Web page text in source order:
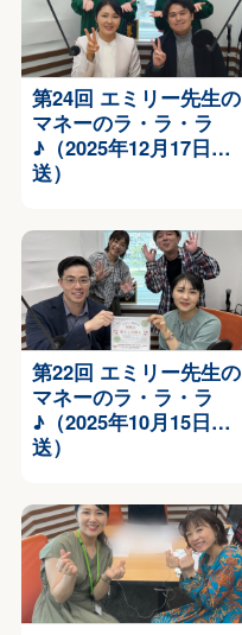
第24回 エミリー先生の
マネーのラ・ラ・ラ
♪（2025年12月17日放
送）
第22回 エミリー先生の
マネーのラ・ラ・ラ
♪（2025年10月15日放
送）